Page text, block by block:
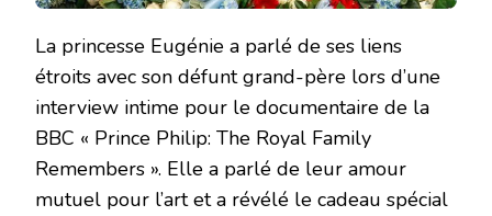
La princesse Eugénie a parlé de ses liens
étroits avec son défunt grand-père lors d’une
interview intime pour le documentaire de la
BBC « Prince Philip: The Royal Family
Remembers ». Elle a parlé de leur amour
mutuel pour l’art et a révélé le cadeau spécial